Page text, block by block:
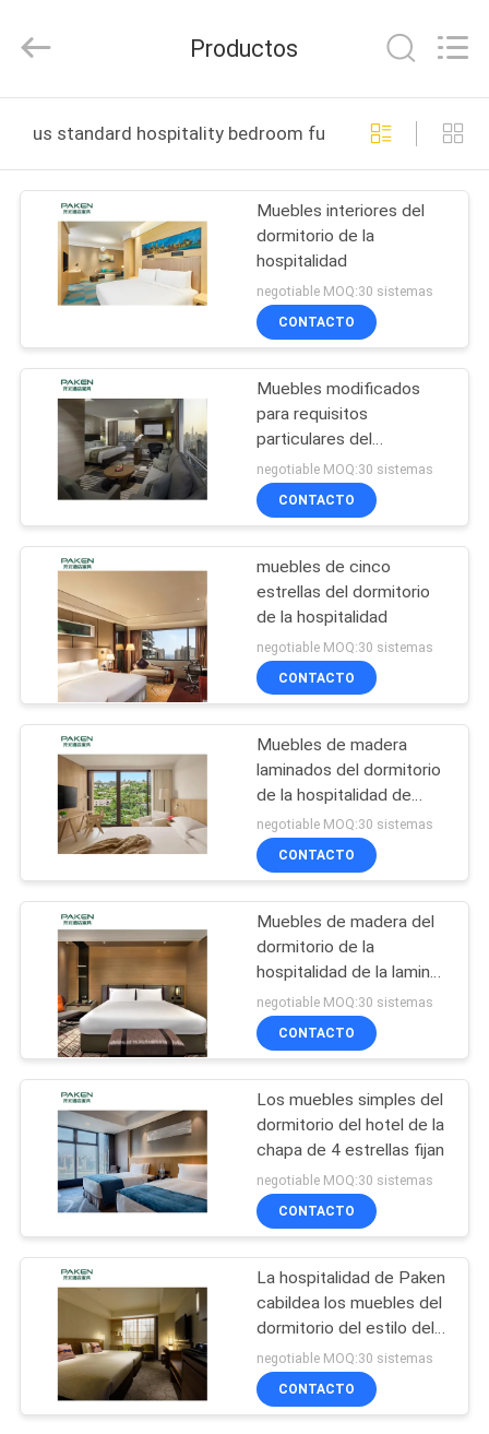
PRODUCTOS
SOBRE
NOSOTROS
VIAJE
FÁBRICA
CONTROL
CALIDAD
ÉNTRENOS
EN
CONTACTO
CON
UNA
CITA
MAPA
DEL
SITIO
PRIVACY
POLICY
Furniture
Rights
Productos
us standard hospitality bedroom furniture fabricación
Muebles interiores del
dormitorio de la
hospitalidad
negotiable MOQ:30 sistemas
CONTACTO
Muebles modificados
para requisitos
particulares del
dormitorio de la
hospitalidad de la madera
contrachapada
negotiable MOQ:30 sistemas
CONTACTO
muebles de cinco
estrellas del dormitorio
de la hospitalidad
negotiable MOQ:30 sistemas
CONTACTO
Muebles de madera
laminados del dormitorio
de la hospitalidad de
Paken
negotiable MOQ:30 sistemas
CONTACTO
Muebles de madera del
dormitorio de la
hospitalidad de la lamina
del hotel
negotiable MOQ:30 sistemas
CONTACTO
Los muebles simples del
dormitorio del hotel de la
chapa de 4 estrellas fijan
negotiable MOQ:30 sistemas
CONTACTO
La hospitalidad de Paken
cabildea los muebles del
dormitorio del estilo del
hotel
negotiable MOQ:30 sistemas
CONTACTO